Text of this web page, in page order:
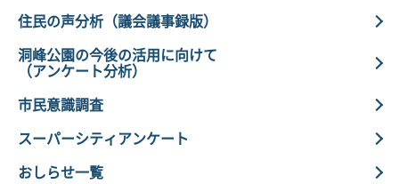
住民の声分析（議会議事録版）
洞峰公園の今後の活用に向けて
（アンケート分析）
市民意識調査
スーパーシティアンケート
おしらせ一覧